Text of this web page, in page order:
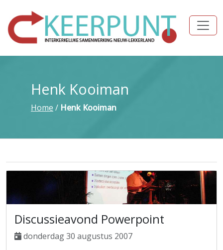
Henk Kooiman
Home / Henk Kooiman
Discussieavond Powerpoint
donderdag 30 augustus 2007